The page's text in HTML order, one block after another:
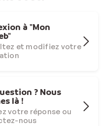
à "Mon
et modifiez votre
? Nous
là !
votre réponse ou
nous